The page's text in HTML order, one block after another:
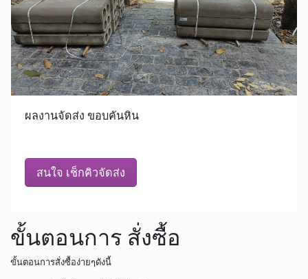
ผลงานจัดส่ง ขอบคันหิน
สนใจ เช็กคิวจัดส่ง
ขั้นตอนการ สั่งซื้อ
ขั้นตอนการสั่งซื้อง่ายๆดังนี้